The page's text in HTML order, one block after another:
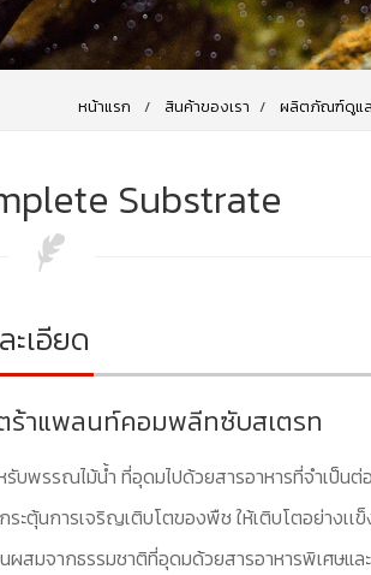
หน้าแรก สินค้าของเรา ผลิตภัณฑ์ดูแ
Substrate
ะเอียด
ร้าแพลนท์คอมพลีทซับสเตรท
บพรรณไม้น้ำ ที่อุดมไปด้วยสารอาหารที่จำเป็นต่
ะตุ้นการเจริญเติบโตของพืช ให้เติบโตอย่างเเข็
ผสมจากธรรมชาติที่อุดมด้วยสารอาหารพิเศษแ